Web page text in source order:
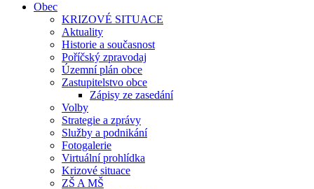
Obec
KRIZOVÉ SITUACE
Aktuality
Historie a současnost
Poříčský zpravodaj
Územní plán obce
Zastupitelstvo obce
Zápisy ze zasedání
Volby
Strategie a zprávy
Služby a podnikání
Fotogalerie
Virtuální prohlídka
Krizové situace
ZŠ A MŠ